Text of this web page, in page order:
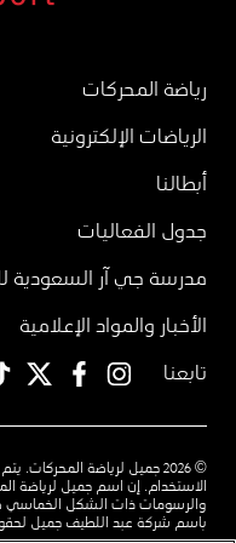
رياضة المحركات
الرياضات الإلكترونية
أبطالنا
جدول الفعاليات
مدرسة جي آر السعودية
الأخبار والمواد الإعلامية
تابعنا
instagram
© 2026 جميل لرياضة
الاستخدام. إن اسم جميل لرياضة
والرسومات ذات الشكل الخماسي
باسم شركة عبد اللطيف جميل